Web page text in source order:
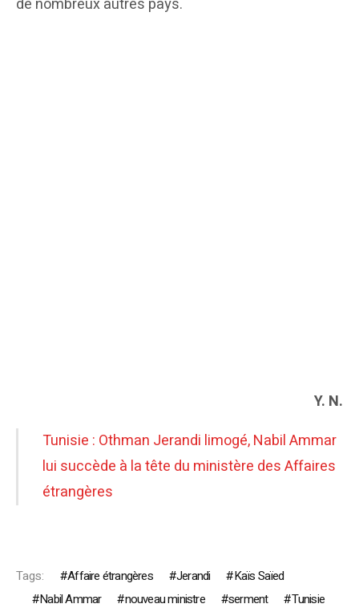
Y. N.
Tunisie : Othman Jerandi limogé, Nabil Ammar
lui succède à la tête du ministère des Affaires
étrangères
Tags: Affaire étrangères Jerandi
Kaïs Saïed
Nabil Ammar
nouveau ministre serment Tunisie